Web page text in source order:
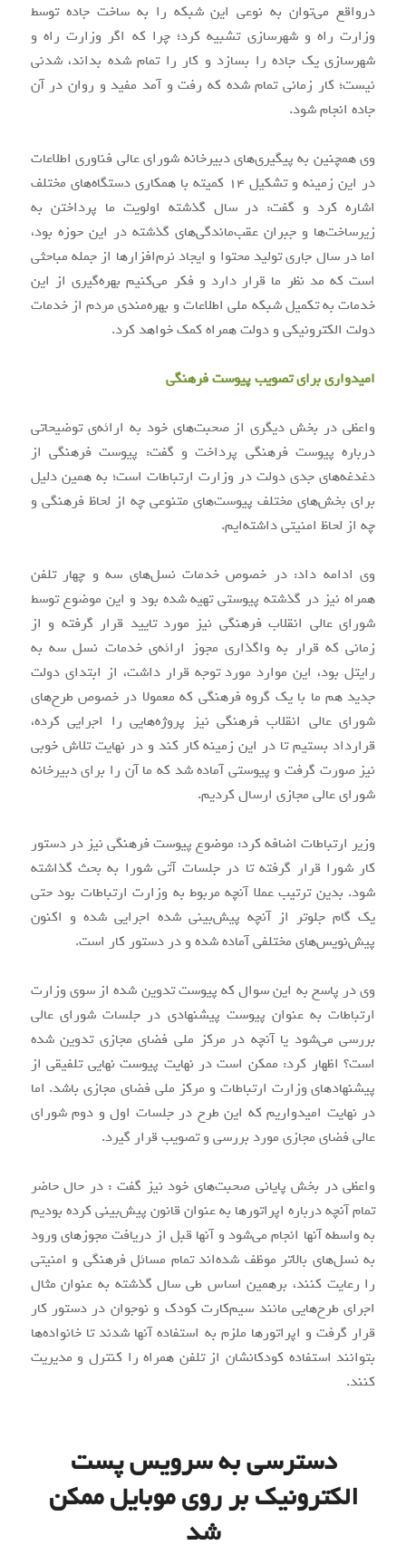
درواقع می‌توان به نوعی این شبکه را به ساخت جاده توسط
وزارت راه و شهرسازی تشبیه کرد؛ چرا که اگر وزارت راه و
شهرسازی یک جاده را بسازد و کار را تمام شده بداند، شدنی
نیست؛ کار زمانی تمام شده که رفت و آمد مفید و روان در آن
جاده انجام شود.
وی همچنین به پیگیری‌های دبیرخانه شورای عالی فناوری اطلاعات
در این زمینه و تشکیل 14 کمیته با همکاری دستگاه‌های مختلف
اشاره کرد و گفت: در سال گذشته اولویت ما پرداختن به
زیرساخت‌ها و جبران عقب‌ماندگی‌های گذشته در این حوزه بود،
اما در سال جاری تولید محتوا و ایجاد نرم‌افزارها از جمله مباحثی
است که مد نظر ما قرار دارد و فکر می‌کنیم بهره‌گیری از این
خدمات به تکمیل شبکه ملی اطلاعات و بهره‌مندی مردم از خدمات
دولت الکترونیکی و دولت همراه کمک خواهد کرد.
امیدواری برای تصویب پیوست فرهنگی
واعظی در بخش دیگری از صحبت‌های خود به ارائه‌ی توضیحاتی
درباره پیوست فرهنگی پرداخت و گفت: پیوست فرهنگی از
دغدغه‌های جدی دولت در وزارت ارتباطات است؛ به همین دلیل
برای بخش‌های مختلف پیوست‌های متنوعی چه از لحاظ فرهنگی و
چه از لحاظ امنیتی داشته‌ایم.
وی ادامه داد: در خصوص خدمات نسل‌های سه و چهار تلفن
همراه نیز در گذشته پیوستی تهیه شده بود و این موضوع توسط
شورای عالی انقلاب فرهنگی نیز مورد تایید قرار گرفته و از
زمانی که قرار به واگذاری مجوز ارائه‌ی خدمات نسل سه به
رایتل بود، این موارد مورد توجه قرار داشت، از ابتدای دولت
جدید هم ما با یک گروه فرهنگی که معمولا در خصوص طرح‌های
شورای عالی انقلاب فرهنگی نیز پروژه‌هایی را اجرایی کرده،
قرار‌داد بستیم تا در این زمینه کار کند و در نهایت تلاش خوبی
نیز صورت گرفت و پیوستی آماده شد که ما آن را برای دبیرخانه
شورای عالی مجازی ارسال کردیم.
وزیر ارتباطات اضافه کرد: موضوع پیوست فرهنگی نیز در دستور
کار شورا قرار گرفته تا در جلسات آتی شورا به بحث گذاشته
شود. بدین ترتیب عملا آنچه مربوط به وزارت ارتباطات بود حتی
یک گام جلوتر از آنچه پیش‌بینی شده اجرایی شده و اکنون
پیش‌نویس‌های مختلفی آماده شده و در دستور کار است.
وی در پاسخ به این سوال که پیوست تدوین شده از سوی وزارت
ارتباطات به عنوان پیوست پیشنهادی در جلسات شورای عالی
بررسی می‌شود یا آنچه در مرکز ملی فضای مجازی تدوین شده
است؟ اظهار کرد: ممکن است در نهایت پیوست نهایی تلفیقی از
پیشنهادهای وزارت ارتباطات و مرکز ملی فضای مجازی باشد. اما
در نهایت امیدواریم که این طرح در جلسات اول و دوم شورای
عالی فضای مجازی مورد بررسی و تصویب قرار گیرد.
واعظی در بخش پایانی صحبت‌های خود نیز گفت : در حال حاضر
تمام آنچه درباره اپراتورها به عنوان قانون پیش‌بینی کرده بودیم
به واسطه آنها انجام می‌شود و آنها قبل از دریافت مجوز‌های ورود
به نسل‌های بالاتر موظف شده‌اند تمام مسائل فرهنگی و امنیتی
را رعایت کنند، برهمین اساس طی سال گذشته به عنوان مثال
اجرای طرح‌هایی مانند سیم‌کارت کودک و نوجوان در دستور کار
قرار گرفت و اپراتورها ملزم به استفاده آنها شدند تا خانواده‌ها
بتوانند استفاده کودکانشان از تلفن همراه را کنترل و مدیریت
کنند.
دسترسی به سرویس پست
الکترونیک بر روی موبایل ممکن
شد